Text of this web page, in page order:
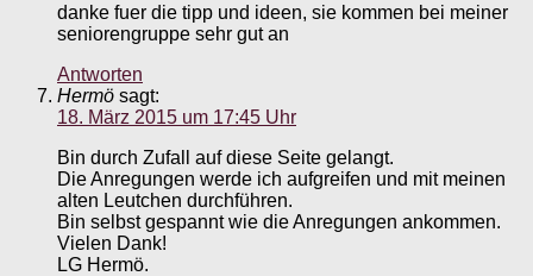
danke fuer die tipp und ideen, sie kommen bei meiner
seniorengruppe sehr gut an
Antworten
Hermö sagt:
18. März 2015 um 17:45 Uhr
Bin durch Zufall auf diese Seite gelangt.
Die Anregungen werde ich aufgreifen und mit meinen
alten Leutchen durchführen.
Bin selbst gespannt wie die Anregungen ankommen.
Vielen Dank!
LG Hermö.